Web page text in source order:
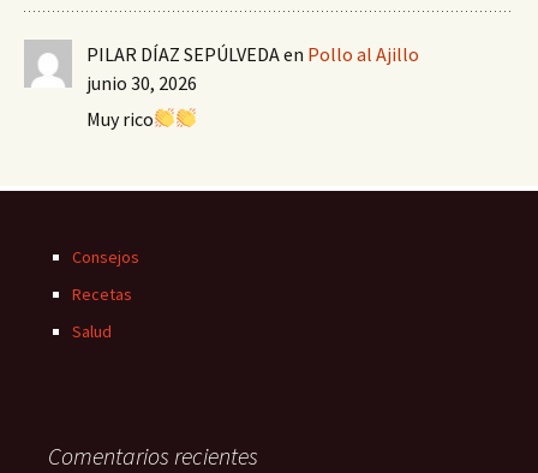
PILAR DÍAZ SEPÚLVEDAen Pollo al Ajillo
junio 30, 2026
Muy rico
Consejos
Recetas
Salud
Comentarios recientes